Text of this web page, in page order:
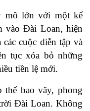
mô lớn với một kế
vào Đài Loan, hiện
cuộc diễn tập và
tục xóa bỏ những
tiền lệ mới.
thế bao vây, phong
Đài Loan. Không